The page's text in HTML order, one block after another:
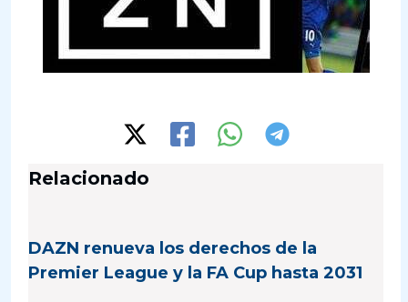
Relacionado
DAZN renueva los derechos de la
Premier League y la FA Cup hasta 2031